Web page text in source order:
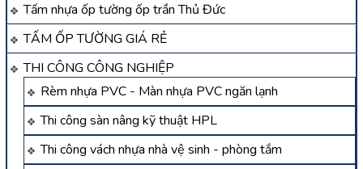
Tấm nhựa ốp tường ốp trần Thủ Đức
TẤM ỐP TƯỜNG GIÁ RẺ
THI CÔNG CÔNG NGHIỆP
Rèm nhựa PVC - Màn nhựa PVC ngăn lạnh
Thi công sàn nâng kỹ thuật HPL
Thi công vách nhựa nhà vệ sinh - phòng tắm